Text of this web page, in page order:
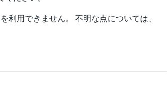
利用できません。 不明な点については、